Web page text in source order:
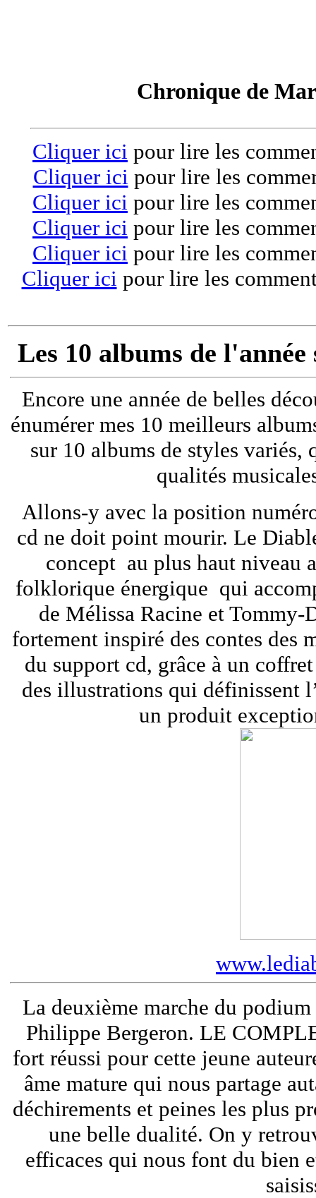
Chronique de
Cliquer ici pour lire les
Cliquer ici pour lire les
Cliquer ici pour lire les
Cliquer ici pour lire les
Cliquer ici pour lire les
Cliquer ici pour lire les
Les 10 albums de
Encore une année de belles
énumérer mes 10 meilleurs
sur 10 albums de styles variés,
qualités
Allons-y avec la position
cd ne doit point mourir. Le
concept au plus haut niveau
folklorique énergique qui
de Mélissa Racine et
fortement inspiré des contes des
du support cd, grâce à un
des illustrations qui définissent
un produit
La deuxième marche du
Philippe Bergeron. LE
fort réussi pour cette jeune
âme mature qui nous partage
déchirements et peines les plus
une belle dualité. On y
efficaces qui nous font du bien